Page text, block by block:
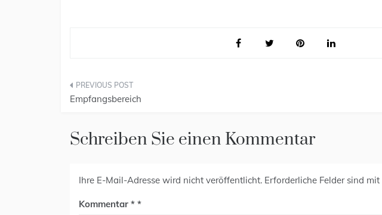
Beitragsnavigation
Empfangsbereich
Schreiben Sie einen Kommentar
Ihre E-Mail-Adresse wird nicht veröffentlicht. Erforderliche Felder sind mit
Kommentar *